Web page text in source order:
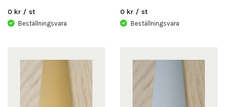
0 kr / st
Beställningsvara
0 kr / st
Beställningsvara